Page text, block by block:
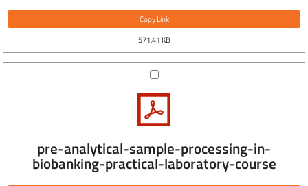
Copy Link
571.41 KB
pre-analytical-sample-processing-in-
biobanking-practical-laboratory-course